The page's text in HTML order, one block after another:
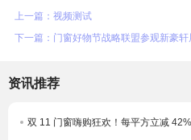
上一篇：视频测试
下一篇：门窗好物节战略联盟参观新豪轩
资讯推荐
双 11 门窗嗨购狂欢！每平方立减 42%，多重